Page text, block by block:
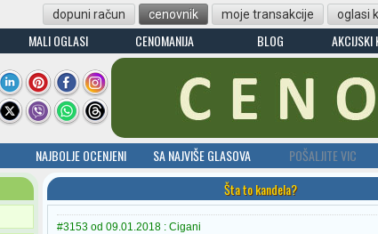
dopuni račun cenovnik moje transakcije oglasi
MALI OGLASI CENOMANIJA BLOG AKCIJSKI
NAJBOLJE OCENJENI SA NAJVIŠE GLASOVA
POŠALJITE VIC
Šta to kandela?
#3153 od 09.01.2018 : Cigani